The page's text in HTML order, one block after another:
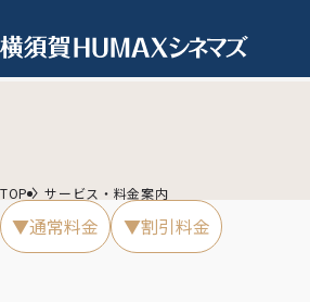
TOP サービス・料金案内
▼通常料金 ▼割引料金